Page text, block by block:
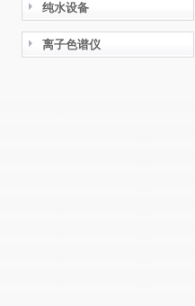
纯水设备
离子色谱仪